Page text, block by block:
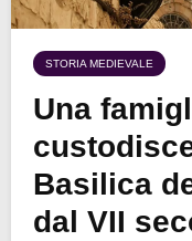
STORIA MEDIEVALE
Una
Basilica
dal VII